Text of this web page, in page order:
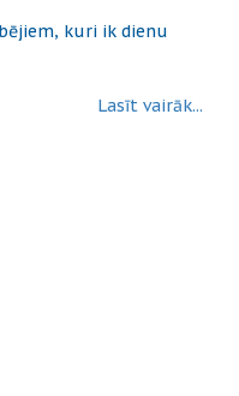
kuri ik dienu
Lasīt vairāk...